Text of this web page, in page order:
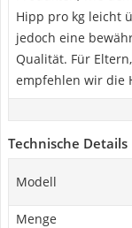
Hipp pro kg leicht
jedoch eine
Qualität. Für
empfehlen wir die
Technische Details
Modell
Menge